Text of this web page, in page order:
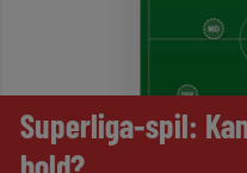
Superliga-spil: